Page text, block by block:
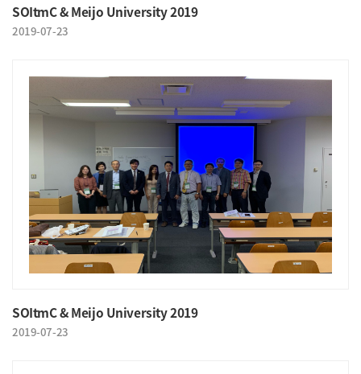
SOItmC & Meijo University 2019
2019-07-23
SOItmC & Meijo University 2019
2019-07-23